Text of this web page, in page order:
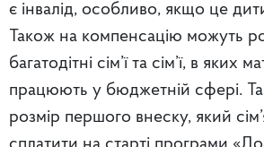
є інвалід, особливо, якщо це
Також на компенсацію можуть
багатодітні сім’ї та сім’ї, в яких
працюють у бюджетній сфері.
розмір першого внеску, який